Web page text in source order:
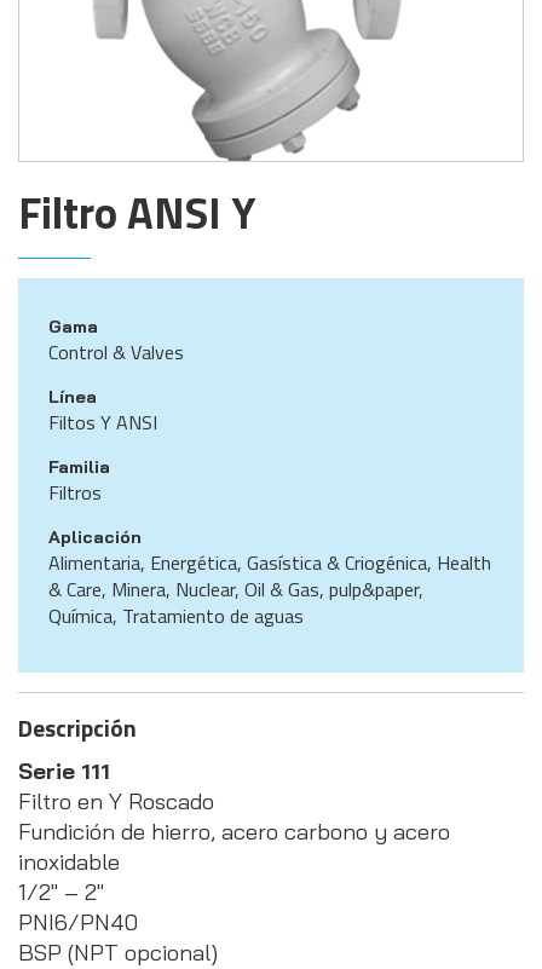
Filtro ANSI Y
Gama
Control & Valves
Línea
Filtos Y ANSI
Familia
Filtros
Aplicación
Alimentaria, Energética, Gasística & Criogénica, Health
& Care, Minera, Nuclear, Oil & Gas, pulp&paper,
Química, Tratamiento de aguas
Descripción
Serie 111
Filtro en Y Roscado
Fundición de hierro, acero carbono y acero
inoxidable
1/2″ – 2″
PNI6/PN40
BSP (NPT opcional)